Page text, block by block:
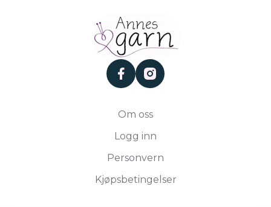
facebookinstagram
Om oss
Logg inn
Personvern
Kjøpsbetingelser